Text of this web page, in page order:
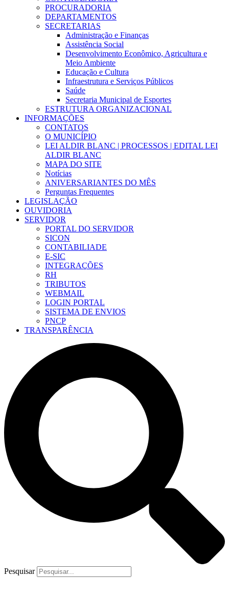
PROCURADORIA
DEPARTAMENTOS
SECRETARIAS
Administração e Finanças
Assistência Social
Desenvolvimento Econômico, Agricultura e
Meio Ambiente
Educação e Cultura
Infraestrutura e Serviços Públicos
Saúde
Secretaria Municipal de Esportes
ESTRUTURA ORGANIZACIONAL
INFORMAÇÕES
CONTATOS
O MUNICÍPIO
LEI ALDIR BLANC | PROCESSOS | EDITAL LEI
ALDIR BLANC
MAPA DO SITE
Notícias
ANIVERSARIANTES DO MÊS
Perguntas Frequentes
LEGISLAÇÃO
OUVIDORIA
SERVIDOR
PORTAL DO SERVIDOR
SICON
CONTABILIADE
E-SIC
INTEGRAÇÕES
RH
TRIBUTOS
WEBMAIL
LOGIN PORTAL
SISTEMA DE ENVIOS
PNCP
TRANSPARÊNCIA
Pesquisar